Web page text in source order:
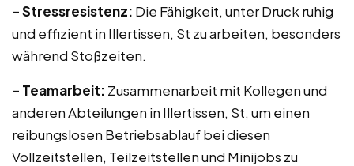
– Stressresistenz: Die Fähigkeit, unter Druck ruhig
und effizient in Illertissen, St zu arbeiten, besonders
während Stoßzeiten.
– Teamarbeit: Zusammenarbeit mit Kollegen und
anderen Abteilungen in Illertissen, St, um einen
reibungslosen Betriebsablauf bei diesen
Vollzeitstellen, Teilzeitstellen und Minijobs zu